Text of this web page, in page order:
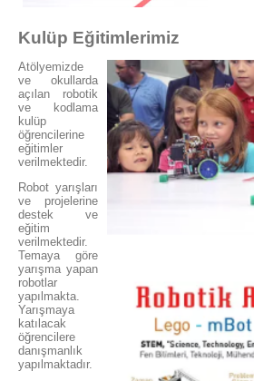
Kulüp Eğitimlerimiz
Atölyemizde
ve okullarda
açılan robotik
ve kodlama
kulüp
öğrencilerine
eğitimler
verilmektedir.
​​Robot yarışları
ve projelerine
destek ve
eğitim
verilmektedir.
Temaya göre
yarışma yapan
robotlar
yapılmakta.
Yarışmaya
katılacak
öğrencilere
danışmanlık
yapılmaktadır.